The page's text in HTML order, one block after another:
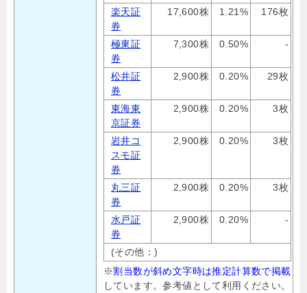
楽天証
券
17,600株 1.21% 176枚
極東証
券
7,300株 0.50% -
松井証
券
2,900株 0.20% 29枚
東海東
京証券
2,900株 0.20% 3枚
岩井コ
スモ証
券
2,900株 0.20% 3枚
丸三証
券
2,900株 0.20% 3枚
水戸証
券
2,900株 0.20% -
(その他：)
※割当数が斜め文字時は推定計算数で掲載
しています。参考値として利用ください。